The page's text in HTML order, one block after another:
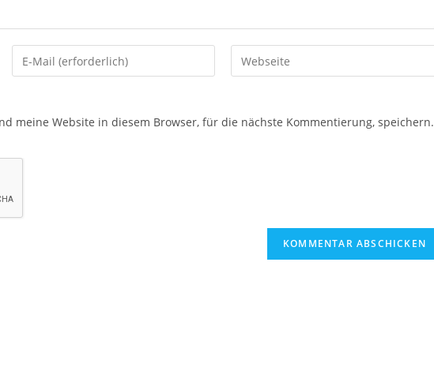
meine Website in diesem Browser, für die nächste Kommentierung, speichern.